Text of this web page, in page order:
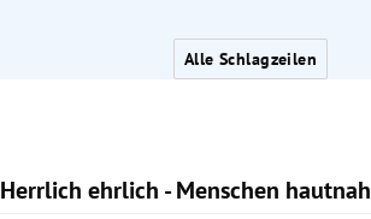
Alle Schlagzeilen
Herrlich ehrlich - Menschen hautnah
Slide 1 von 10